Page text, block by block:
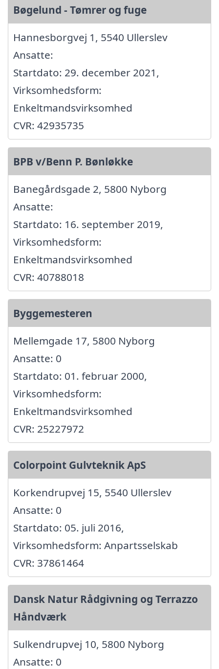
Bøgelund - Tømrer og fuge
Hannesborgvej 1, 5540 Ullerslev
Ansatte:
Startdato: 29. december 2021,
Virksomhedsform:
Enkeltmandsvirksomhed
CVR: 42935735
BPB v/Benn P. Bønløkke
Banegårdsgade 2, 5800 Nyborg
Ansatte:
Startdato: 16. september 2019,
Virksomhedsform:
Enkeltmandsvirksomhed
CVR: 40788018
Byggemesteren
Mellemgade 17, 5800 Nyborg
Ansatte: 0
Startdato: 01. februar 2000,
Virksomhedsform:
Enkeltmandsvirksomhed
CVR: 25227972
Colorpoint Gulvteknik ApS
Korkendrupvej 15, 5540 Ullerslev
Ansatte: 0
Startdato: 05. juli 2016,
Virksomhedsform: Anpartsselskab
CVR: 37861464
Dansk Natur Rådgivning og Terrazzo
Håndværk
Sulkendrupvej 10, 5800 Nyborg
Ansatte: 0